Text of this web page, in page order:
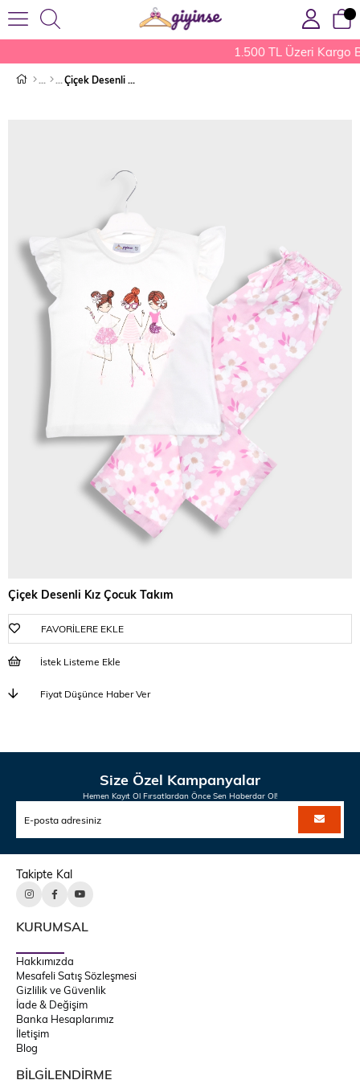
1.500 TL Üzeri Kargo
Çiçek Desenli Kız Çocuk Takım
Çiçek Desenli Kız Çocuk Takım
FAVORILERE EKLE
İstek Listeme Ekle
Fiyat Düşünce Haber Ver
Size Özel Kampanyalar
Hemen Kayıt Ol Fırsatlardan Önce Sen Haberdar Ol!
Takipte Kal
KURUMSAL
Hakkımızda
Mesafeli Satış Sözleşmesi
Gizlilik ve Güvenlik
İade & Değişim
Banka Hesaplarımız
İletişim
Blog
BİLGİLENDİRME